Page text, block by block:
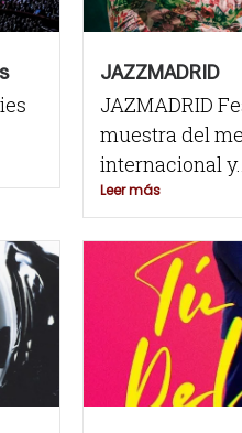
JAZZMADRID
JAZMADRID
muestra del
internacional y...
Leer más